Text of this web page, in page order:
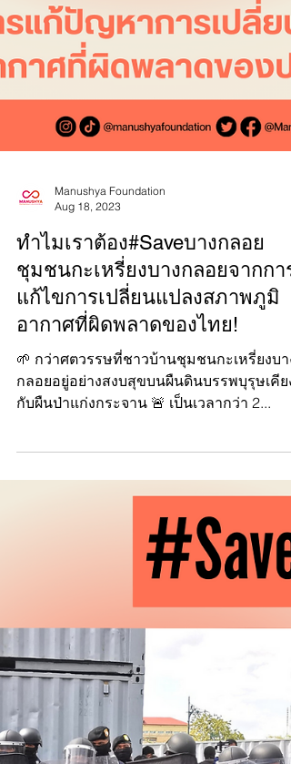
Manushya Foundation
Aug 18, 2023
ทำไมเราต้อง#Saveบางกลอย
แก้ไขการเปลี่ยนแปลงสภาพภูมิ
อากาศที่ผิดพลาดของไทย!
🌱 กว่าศตวรรษที่ชาวบ้านชุมชนกะเหรี่ยงบาง
กลอยอยู่อย่างสงบสุขบนผืนดินบรรพบุรุษเคีย
กับผืนป่าแก่งกระจาน 🚨 เป็นเวลากว่า 2...